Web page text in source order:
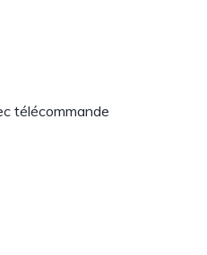
télécommande